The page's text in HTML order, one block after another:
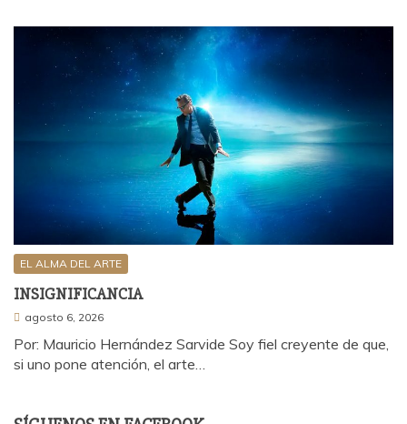
EL ALMA DEL ARTE
INSIGNIFICANCIA
agosto 6, 2026
Por: Mauricio Hernández Sarvide Soy fiel creyente de que,
si uno pone atención, el arte…